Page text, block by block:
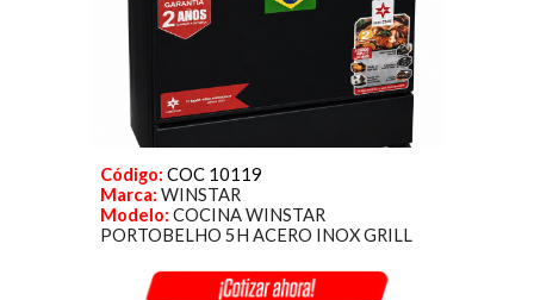
Código: COC 10119
Marca:WINSTAR
Modelo:COCINA WINSTAR
PORTOBELHO 5H ACERO INOX GRILL